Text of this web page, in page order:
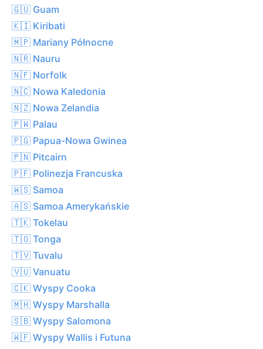
🇬🇺 Guam
🇰🇮 Kiribati
🇲🇵 Mariany Północne
🇳🇷 Nauru
🇳🇫 Norfolk
🇳🇨 Nowa Kaledonia
🇳🇿 Nowa Zelandia
🇵🇼 Palau
🇵🇬 Papua-Nowa Gwinea
🇵🇳 Pitcairn
🇵🇫 Polinezja Francuska
🇼🇸 Samoa
🇦🇸 Samoa Amerykańskie
🇹🇰 Tokelau
🇹🇴 Tonga
🇹🇻 Tuvalu
🇻🇺 Vanuatu
🇨🇰 Wyspy Cooka
🇲🇭 Wyspy Marshalla
🇸🇧 Wyspy Salomona
🇼🇫 Wyspy Wallis i Futuna